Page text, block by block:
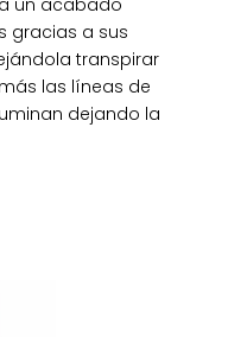
un acabado
gracias a sus
transpirar
las líneas de
dejando la